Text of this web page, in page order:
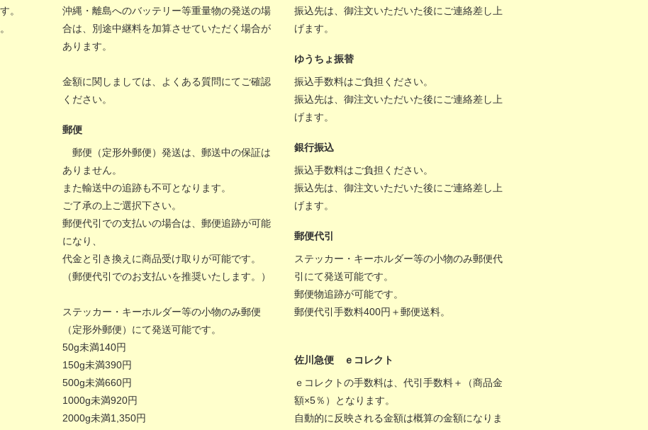
。
沖縄・離島へのバッテリー等重量物の発送の場
合は、別途中継料を加算させていただく場合が
あります。
金額に関しましては、 よくある質問にてご確認
ください。
郵便
郵便（定形外郵便）発送は、郵送中の保証は
ありません。
また輸送中の追跡も不可となります。
ご了承の上ご選択下さい。
郵便代引での支払いの場合は、郵便追跡が可能
になり、
代金と引き換えに商品受け取りが可能です。
（郵便代引でのお支払いを推奨いたします。）
ステッカー・キーホルダー等の小物のみ郵便
（定形外郵便）にて発送可能です。
50g未満140円
150g未満390円
500g未満660円
1000g未満920円
2000g未満1,350円
振込先は、御注文いただいた後にご連絡差し上
げます。
ゆうちょ振替
振込手数料はご負担ください。
振込先は、御注文いただいた後にご連絡差し上
げます。
銀行振込
振込手数料はご負担ください。
振込先は、御注文いただいた後にご連絡差し上
げます。
郵便代引
ステッカー・キーホルダー等の小物のみ郵便代
引にて発送可能です。
郵便物追跡が可能です。
郵便代引手数料400円＋郵便送料。
佐川急便 ｅコレクト
ｅコレクトの手数料は、代引手数料＋（商品金
額×5％）となります。
自動的に反映される金額は概算の金額になりま